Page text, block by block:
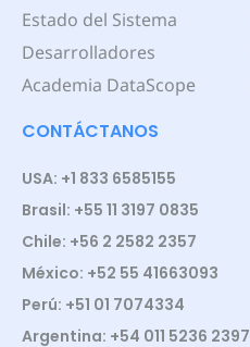
Estado del Sistema
Desarrolladores
Academia DataScope
CONTÁCTANOS
USA: +1 833 6585155
Brasil: +55 11 3197 0835
Chile: +56 2 2582 2357
México: +52 55 41663093
Perú: +51 01 7074334
Argentina: +54 011 5236 2397